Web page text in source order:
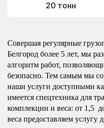
20 тонн
Совершая регулярные
Белгород более 5 лет, мы
алгоритм работ,
безопасно. Тем самым мы
наши услуги доступными
имеется спецтехника для
комплекции и веса: от 1,5
веса предоставляем услугу